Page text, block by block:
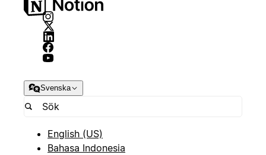
Svenska
English (US)
Bahasa Indonesia